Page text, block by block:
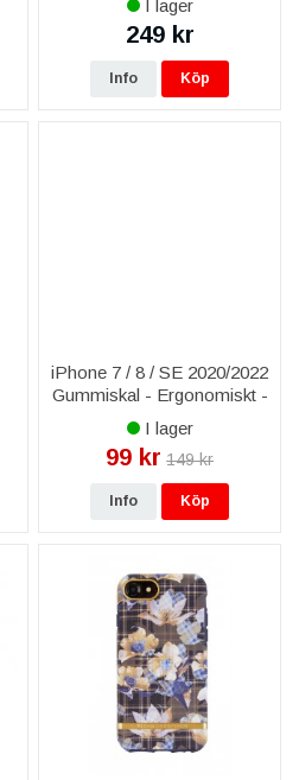
I lager
249 kr
Info Köp
iPhone 7 / 8 / SE 2020/2022
Gummiskal - Ergonomiskt -
Svart
I lager
99 kr 149 kr
Info Köp